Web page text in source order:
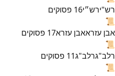
רש"ירש״י16 פסוקים
📜
אבן עזראאבן עזרא17 פסוקים
📜
רלב"גרלב"ג11 פסוקים
📜